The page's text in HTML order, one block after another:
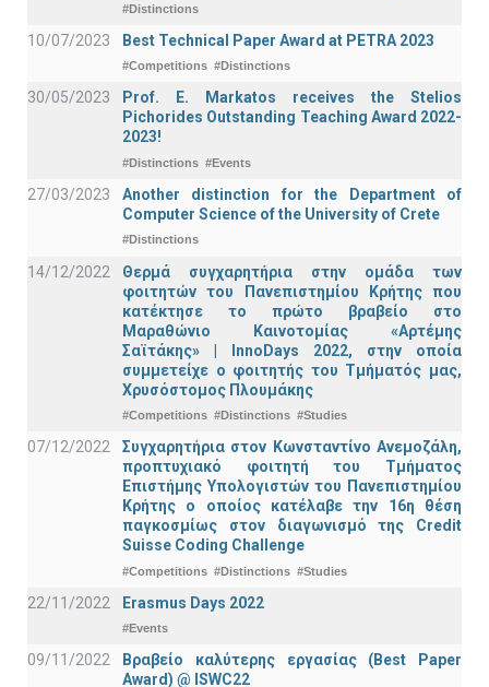
#Distinctions
10/07/2023 Best Technical Paper Award at PETRA 2023
#Competitions #Distinctions
30/05/2023
Prof. E. Markatos receives the Stelios
Pichorides Outstanding Teaching Award 2022-
2023!
#Distinctions #Events
27/03/2023
Another distinction for the Department of
Computer Science of the University of Crete
#Distinctions
14/12/2022
Θερμά συγχαρητήρια στην ομάδα των
φοιτητών του Πανεπιστημίου Κρήτης που
κατέκτησε το πρώτο βραβείο στο
Μαραθώνιο Καινοτομίας «Αρτέμης
Σαϊτάκης» | InnoDays 2022, στην οποία
συμμετείχε ο φοιτητής του Τμήματός μας,
Χρυσόστομος Πλουμάκης
#Competitions #Distinctions #Studies
07/12/2022
Συγχαρητήρια στον Κωνσταντίνο Ανεμοζάλη,
προπτυχιακό φοιτητή του Τμήματος
Επιστήμης Υπολογιστών του Πανεπιστημίου
Κρήτης ο οποίος κατέλαβε την 16η θέση
παγκοσμίως στον διαγωνισμό της Credit
Suisse Coding Challenge
#Competitions #Distinctions #Studies
22/11/2022 Erasmus Days 2022
#Events
09/11/2022
Βραβείο καλύτερης εργασίας (Best Paper
Award) @ ISWC22